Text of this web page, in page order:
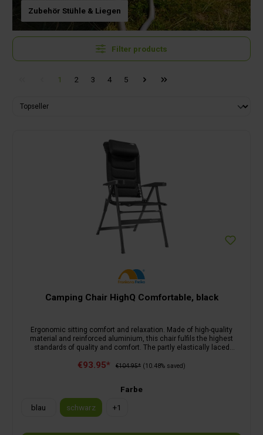
Zubehör Stühle & Liegen
Filter products
1 2 3 4 5
Camping Chair HighQ Comfortable, black
Ergonomic sitting comfort and relaxation. Made of high-quality
material and reinforced aluminium, this chair fulfils the highest
standards of quality and comfort. The partly elastically laced
headrest make the chair even more comfortable. Thanks to the
you to sit comfortably both at the dining table and when relaxing. 5-
year manufacturer's warranty.
€93.95* €104.95* (10.48% saved)
Farbe
blau
schwarz +1